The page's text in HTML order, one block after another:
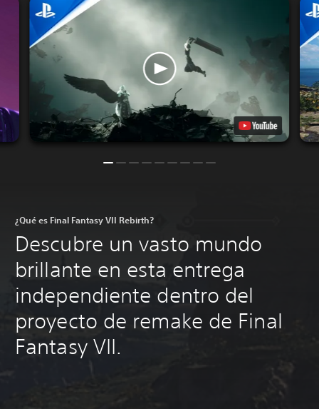
¿Qué es Final Fantasy VII Rebirth?
Descubre un vasto mundo
brillante en esta entrega
independiente dentro del
proyecto de remake de Final
Fantasy VII.